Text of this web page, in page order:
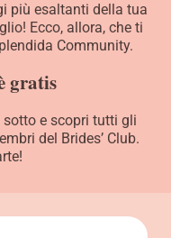
più esaltanti della tua
Ecco, allora, che ti
Community.
gratis
e scopri tutti gli
del Brides’ Club.